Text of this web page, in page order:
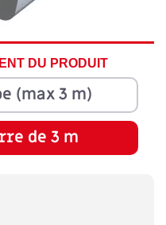
DU PRODUIT
(max 3 m)
de 3 m